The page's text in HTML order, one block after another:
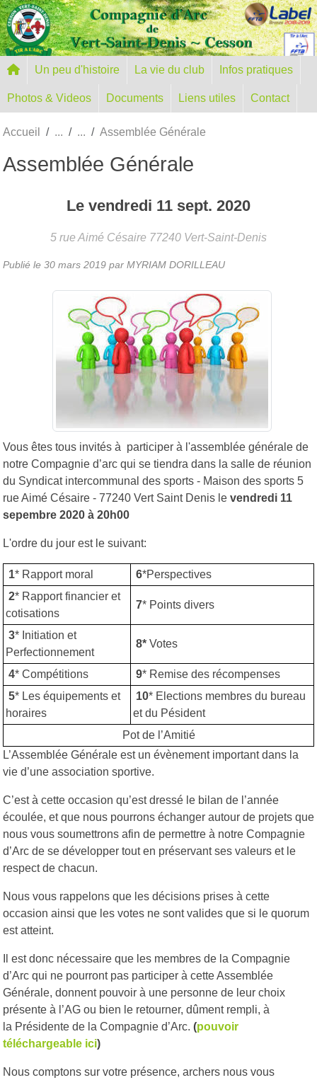
Un peu d'histoire La vie du club Infos pratiques
Photos & Videos Documents Liens utiles Contact
Accueil Assemblée Générale
Assemblée Générale
Le vendredi 11 sept. 2020
5 rue Aimé Césaire 77240 Vert-Saint-Denis
Publié le 30 mars 2019 par MYRIAM DORILLEAU
Vous êtes tous invités à participer à l'assemblée générale de
notre Compagnie d’arc qui se tiendra dans la salle de réunion
du Syndicat intercommunal des sports - Maison des sports 5
rue Aimé Césaire - 77240 Vert Saint Denis le vendredi 11
sepembre 2020 à 20h00
L'ordre du jour est le suivant:
1* Rapport moral 6*Perspectives
2* Rapport financier et
cotisations
7* Points divers
3* Initiation et
Perfectionnement
8* Votes
4* Compétitions 9* Remise des récompenses
5* Les équipements et
horaires
10* Elections membres du bureau
et du Pésident
Pot de l’Amitié
L’Assemblée Générale est un évènement important dans la
vie d’une association sportive.
C’est à cette occasion qu’est dressé le bilan de l’année
écoulée, et que nous pourrons échanger autour de projets que
nous vous soumettrons afin de permettre à notre Compagnie
d’Arc de se développer tout en préservant ses valeurs et le
respect de chacun.
Nous vous rappelons que les décisions prises à cette
occasion ainsi que les votes ne sont valides que si le quorum
est atteint.
Il est donc nécessaire que les membres de la Compagnie
d’Arc qui ne pourront pas participer à cette Assemblée
Générale, donnent pouvoir à une personne de leur choix
présente à l’AG ou bien le retourner, dûment rempli, à
la Présidente de la Compagnie d’Arc. (pouvoir
téléchargeable ici)
Nous comptons sur votre présence, archers nous vous
Panneau de gestion des cookies